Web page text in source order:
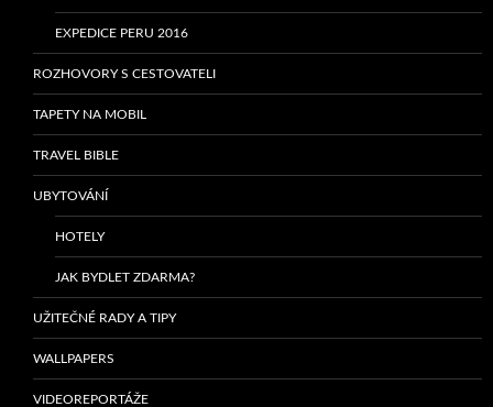
EXPEDICE PERU 2016
ROZHOVORY S CESTOVATELI
TAPETY NA MOBIL
TRAVEL BIBLE
UBYTOVÁNÍ
HOTELY
JAK BYDLET ZDARMA?
UŽITEČNÉ RADY A TIPY
WALLPAPERS
VIDEOREPORTÁŽE